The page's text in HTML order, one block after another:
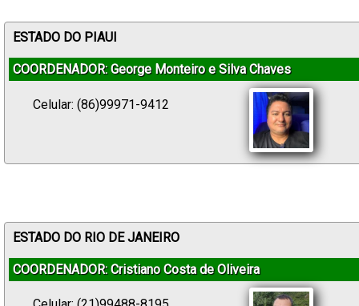
ESTADO DO PIAUI
COORDENADOR: George Monteiro e Silva Chaves
Celular: (86)99971-9412
ESTADO DO RIO DE JANEIRO
COORDENADOR: Cristiano Costa de Oliveira